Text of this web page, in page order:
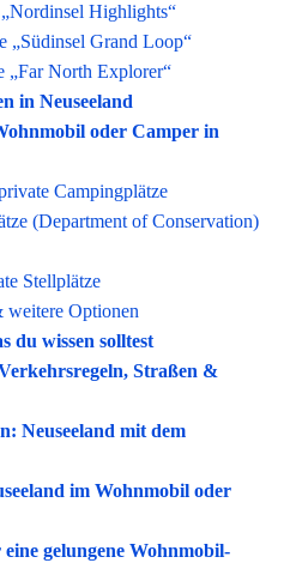
Highlights“
„Südinsel Grand Loop“
„Far North Explorer“
in Neuseeland
oder Camper in
Campingplätze
(Department of Conservation)
Stellplätze
Optionen
du wissen solltest
Straßen &
Neuseeland mit dem
im Wohnmobil oder
gelungene Wohnmobil-